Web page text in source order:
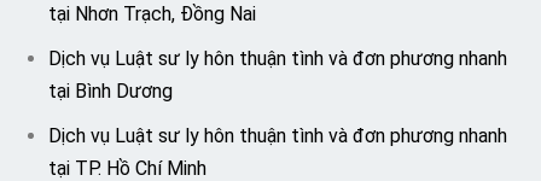
tại Nhơn Trạch, Đồng Nai
Dịch vụ Luật sư ly hôn thuận tình và đơn phương nhanh
tại Bình Dương
Dịch vụ Luật sư ly hôn thuận tình và đơn phương nhanh
tại TP. Hồ Chí Minh